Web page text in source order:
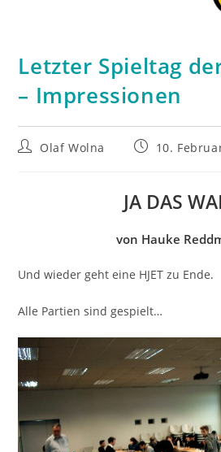
Letzter Spieltag
– Impressionen
Beitrags-
Olaf Wolna
Beitrag
10.
JA DAS
von Hauke
Und wieder geht eine HJET zu Ende.
Alle Partien sind gespielt…